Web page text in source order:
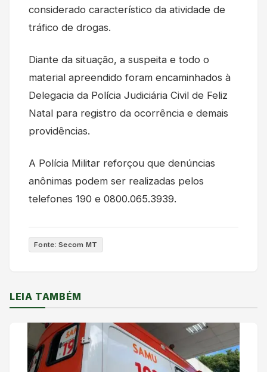
considerado característico da atividade de
tráfico de drogas.
Diante da situação, a suspeita e todo o
material apreendido foram encaminhados à
Delegacia da Polícia Judiciária Civil de Feliz
Natal para registro da ocorrência e demais
providências.
A Polícia Militar reforçou que denúncias
anônimas podem ser realizadas pelos
telefones 190 e 0800.065.3939.
Fonte: Secom MT
LEIA TAMBÉM